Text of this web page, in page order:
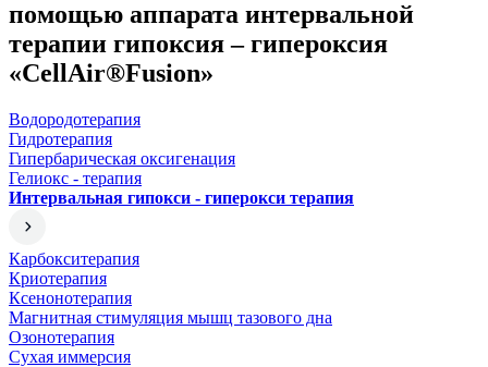
помощью аппарата интервальной
терапии гипоксия – гипероксия
«CellAir®Fusion»
Водородотерапия
Гидротерапия
Гипербарическая оксигенация
Гелиокс - терапия
Интервальная гипокси - гиперокси терапия
Карбокситерапия
Криотерапия
Ксенонотерапия
Магнитная стимуляция мышц тазового дна
Озонотерапия
Сухая иммерсия